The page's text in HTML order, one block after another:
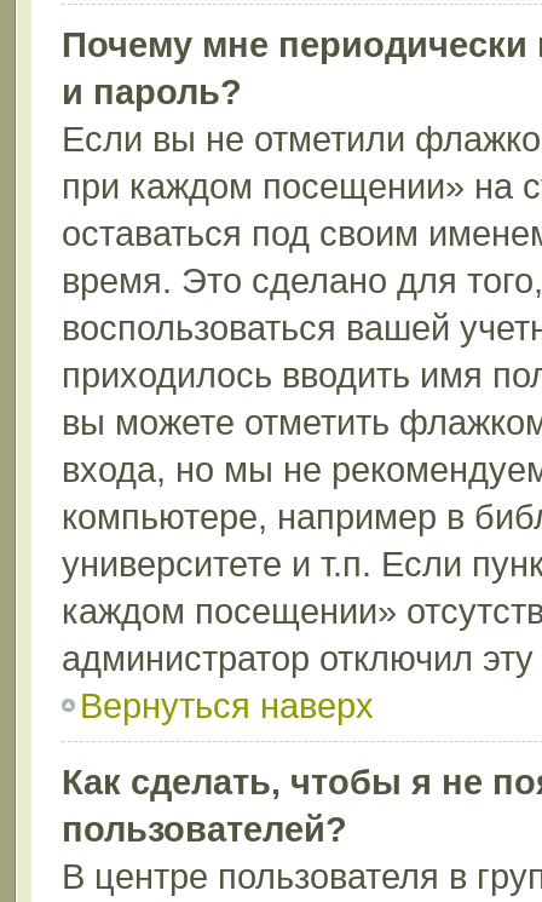
Почему мне
и пароль?
Если вы не отметили
при каждом посещении» на
оставаться под своим
время. Это сделано для
воспользоваться вашей
приходилось вводить имя
вы можете отметить
входа, но мы не
компьютере, например в
университете и т.п. Если
каждом посещении»
администратор отключил
Вернуться наверх
Как сделать, чтобы я не
пользователей?
В центре пользователя в